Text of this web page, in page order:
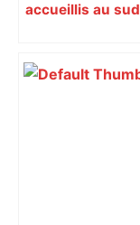
accueillis au